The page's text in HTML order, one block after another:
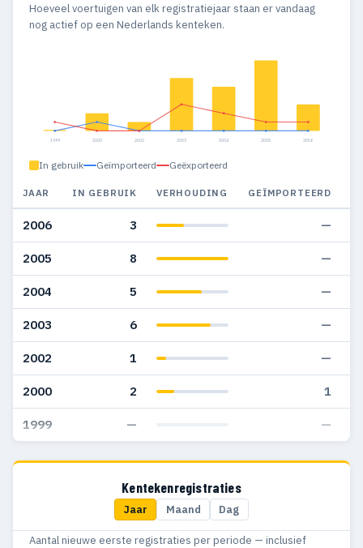
Hoeveel voertuigen van elk registratiejaar staan er vandaag
nog actief op een Nederlands kenteken.
1999 2000 2002 2003 2004 2005 2006
In gebruik Geïmporteerd Geëxporteerd
JAAR IN GEBRUIK VERHOUDING GEÏMPORTEERD
2006 3 —
2005 8 —
2004 5 —
2003 6 —
2002 1 —
2000 2 1
1999 — —
Kentekenregistraties
Jaar Maand Dag
Aantal nieuwe eerste registraties per periode — inclusief